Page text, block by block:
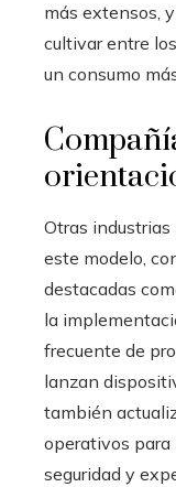
más extensos,
cultivar entre
un consumo
Otras
este modelo,
destacadas
la
frecuente de
lanzan
también
operativos para
seguridad y